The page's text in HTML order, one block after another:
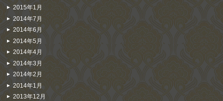
2015年1月
2014年7月
2014年6月
2014年5月
2014年4月
2014年3月
2014年2月
2014年1月
2013年12月